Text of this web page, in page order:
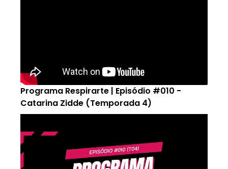
Programa Respirarte | Episódio #010 -
Catarina Zidde (Temporada 4)